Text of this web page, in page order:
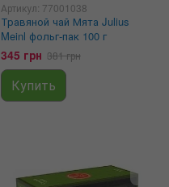
Артикул: 77001038
Травяной чай Мята Julius
Meinl фольг-пак 100 г
345 грн 381 грн
Купить